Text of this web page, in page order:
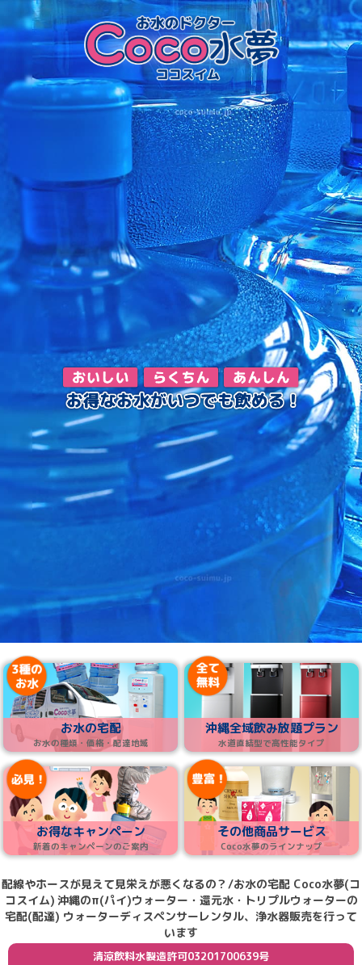
お水の宅配
お水の種類・価格・配達地域
沖縄全域飲み放題プラン
水道直結型で高性能タイプ
お得なキャンペーン
新着のキャンペーンのご案内
その他商品サービス
Coco水夢のラインナップ
配線やホースが見えて見栄えが悪くなるの？/お水の宅配 Coco水夢(コ
コスイム) 沖縄のπ(パイ)ウォーター・還元水・トリプルウォーターの
宅配(配達) ウォーターディスペンサーレンタル、浄水器販売を行って
います
清涼飲料水製造許可03201700639号